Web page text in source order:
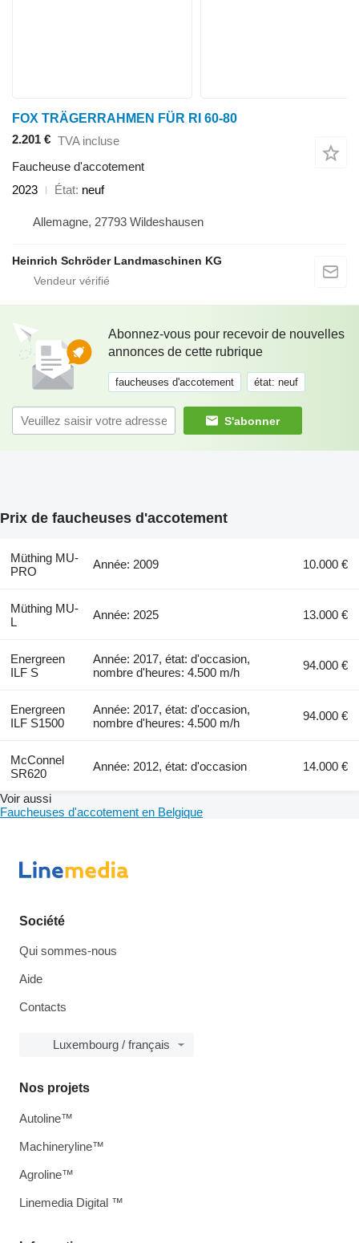
FOX TRÄGERRAHMEN FÜR RI 60-80
2.201 € TVA incluse
Faucheuse d'accotement
2023
État neuf
Allemagne, 27793 Wildeshausen
Heinrich Schröder Landmaschinen KG
Abonnez-vous pour recevoir de nouvelles
annonces de cette rubrique
faucheuses d'accotement état: neuf
S'abonner
Prix de faucheuses d'accotement
Müthing MU-
PRO
Année: 2009 10.000 €
Müthing MU-
L
Année: 2025 13.000 €
Energreen
ILF S
Année: 2017, état: d'occasion,
nombre d'heures: 4.500 m/h
94.000 €
Energreen
ILF S1500
Année: 2017, état: d'occasion,
nombre d'heures: 4.500 m/h
94.000 €
McConnel
SR620
Année: 2012, état: d'occasion 14.000 €
Voir aussi
Faucheuses d'accotement en Belgique
Société
Qui sommes-nous
Aide
Contacts
Luxembourg / français
Nos projets
Autoline™
Machineryline™
Agroline™
Linemedia Digital ™